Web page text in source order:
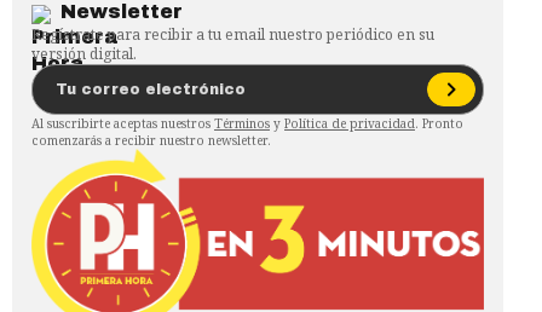
Newsletter
Regístrate para recibir a tu email nuestro periódico en su
versión digital.
Al suscribirte aceptas nuestros Términos y Política de privacidad. Pronto
comenzarás a recibir nuestro newsletter.